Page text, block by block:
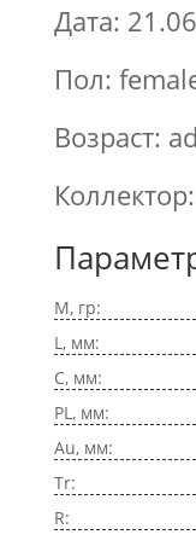
Дата:
Пол:
Возраст: ad
Коллектор:
M, гр:
L, мм:
C, мм:
PL, мм:
Au, мм:
Tr:
R: